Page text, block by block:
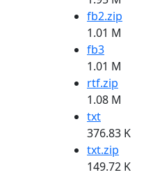
fb2.zip
1.01 M
fb3
1.01 M
rtf.zip
1.08 M
txt
376.83 K
txt.zip
149.72 K